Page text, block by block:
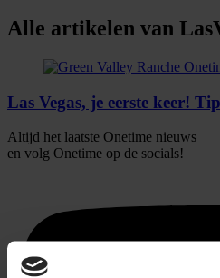
Alle artikelen van
Las Vegas, je eerste keer!
Altijd het laatste Onetime nieuws
en volg Onetime op de socials!